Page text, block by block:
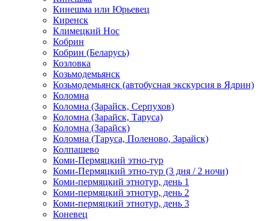
Кинешма или Юрьевец
Киренск
Климецкий Нос
Кобрин
Кобрин (Беларусь)
Козловка
Козьмодемьянск
Козьмодемьянск (автобусная экскурсия в Ядрин)
Коломна
Коломна (Зарайск, Серпухов)
Коломна (Зарайск, Таруса)
Коломна (Зарайск)
Коломна (Таруса, Поленово, Зарайск)
Колпашево
Коми-Пермяцкий этно-тур
Коми-Пермяцкий этно-тур (3 дня / 2 ночи)
Коми-пермяцкий этнотур, день 1
Коми-пермяцкий этнотур, день 2
Коми-пермяцкий этнотур, день 3
Коневец